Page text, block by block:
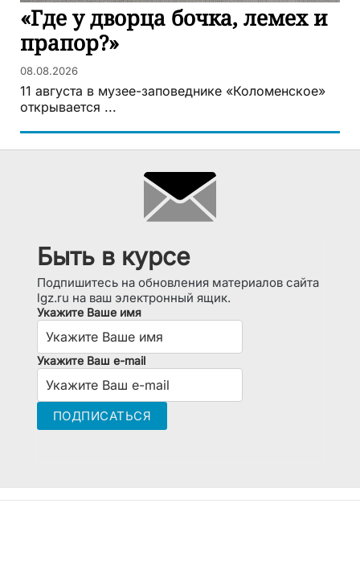
«Где у дворца бочка, лемех и
прапор?»
08.08.2026
11 августа в музее-заповеднике «Коломенское»
открывается ...
Быть в курсе
Подпишитесь на обновления материалов сайта
lgz.ru на ваш электронный ящик.
Укажите Ваше имя
Укажите Ваш e-mail